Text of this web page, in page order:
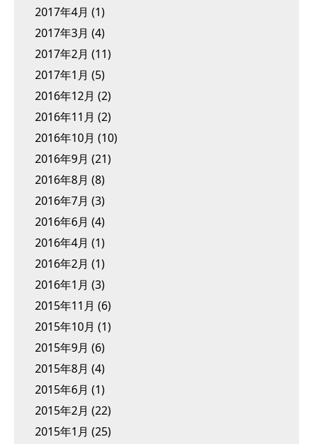
2017年4月 (1)
2017年3月 (4)
2017年2月 (11)
2017年1月 (5)
2016年12月 (2)
2016年11月 (2)
2016年10月 (10)
2016年9月 (21)
2016年8月 (8)
2016年7月 (3)
2016年6月 (4)
2016年4月 (1)
2016年2月 (1)
2016年1月 (3)
2015年11月 (6)
2015年10月 (1)
2015年9月 (6)
2015年8月 (4)
2015年6月 (1)
2015年2月 (22)
2015年1月 (25)